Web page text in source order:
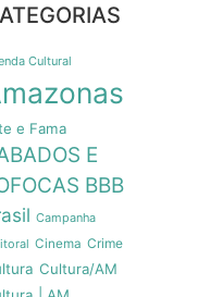
Cultural
e Fama
E
BBB
Campanha
Cinema Crime
Cultura/AM